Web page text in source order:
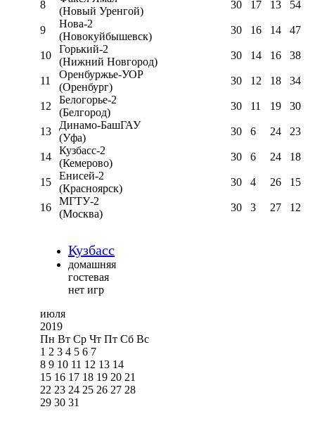
8
(Новый Уренгой)
30 17 13 54
9
Нова-2
(Новокуйбышевск)
30 16 14 47
10
Горький-2
(Нижний Новгород)
30 14 16 38
11
Оренбуржье-УОР
(Оренбург)
30 12 18 34
12
Белогорье-2
(Белгород)
30 11 19 30
13
Динамо-БашГАУ
(Уфа)
30 6 24 23
14
Кузбасс-2
(Кемерово)
30 6 24 18
15
Енисей-2
(Красноярск)
30 4 26 15
16
МГТУ-2
(Москва)
30 3 27 12
Кузбасс
домашняя
гостевая
нет игр
июля
2019
Пн Вт Ср Чт Пт Сб Вс
1 2 3 4 5 6 7
8 9 10 11 12 13 14
15 16 17 18 19 20 21
22 23 24 25 26 27 28
29 30 31